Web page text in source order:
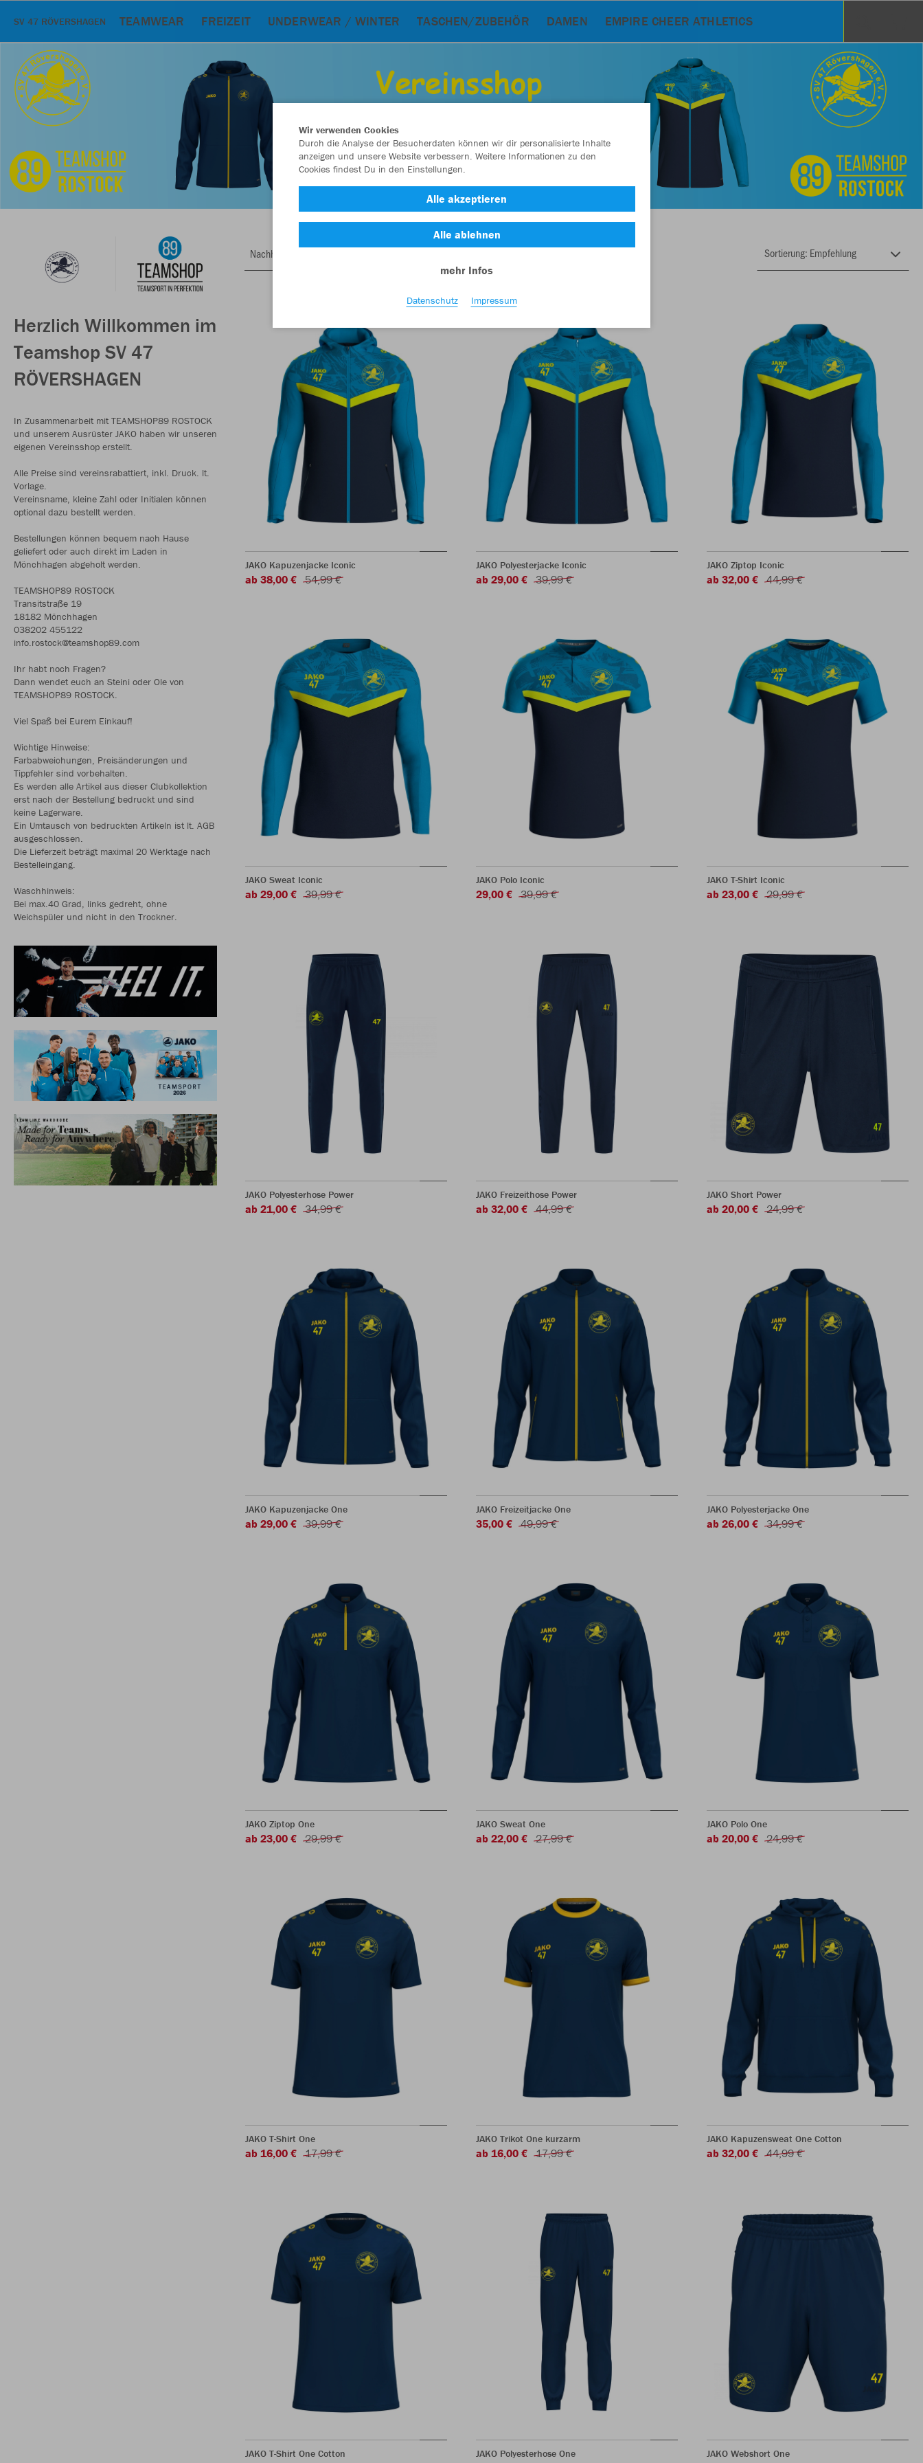
SV 47 RÖVERSHAGEN TEAMWEAR FREIZEIT UNDERWEAR / WINTER TASCHEN/ZUBEHÖR DAMEN EMPIRE CHEER ATHLETICS
Herzlich Willkommen im
Teamshop SV 47
RÖVERSHAGEN
In Zusammenarbeit mit TEAMSHOP89 ROSTOCK
und unserem Ausrüster JAKO haben wir unseren
eigenen Vereinsshop erstellt.
Alle Preise sind vereinsrabattiert, inkl. Druck. lt.
Vorlage.
Vereinsname, kleine Zahl oder Initialen können
optional dazu bestellt werden.
Bestellungen können bequem nach Hause
geliefert oder auch direkt im Laden in
Mönchhagen abgeholt werden.
TEAMSHOP89 ROSTOCK
Transitstraße 19
18182 Mönchhagen
038202 455122
info.rostock@teamshop89.com
Ihr habt noch Fragen?
Dann wendet euch an Steini oder Ole von
TEAMSHOP89 ROSTOCK.
Viel Spaß bei Eurem Einkauf!
Wichtige Hinweise:
Farbabweichungen, Preisänderungen und
Tippfehler sind vorbehalten.
Es werden alle Artikel aus dieser Clubkollektion
erst nach der Bestellung bedruckt und sind
keine Lagerware.
Ein Umtausch von bedruckten Artikeln ist lt. AGB
ausgeschlossen.
Die Lieferzeit beträgt maximal 20 Werktage nach
Bestelleingang.
Waschhinweis:
Bei max.40 Grad, links gedreht, ohne
Weichspüler und nicht in den Trockner.
Nachhaltig
JAKO Kapuzenjacke Iconic
ab 38,00 € 54,99 €
JAKO Polyesterjacke Iconic
ab 29,00 € 39,99 €
JAKO Ziptop Iconic
ab 32,00 € 44,99 €
JAKO Sweat Iconic
ab 29,00 € 39,99 €
JAKO Polo Iconic
29,00 € 39,99 €
JAKO T-Shirt Iconic
ab 23,00 € 29,99 €
JAKO Polyesterhose Power
ab 21,00 € 34,99 €
JAKO Freizeithose Power
ab 32,00 € 44,99 €
JAKO Short Power
ab 20,00 € 24,99 €
JAKO Kapuzenjacke One
ab 29,00 € 39,99 €
JAKO Freizeitjacke One
35,00 € 49,99 €
JAKO Polyesterjacke One
ab 26,00 € 34,99 €
JAKO Ziptop One
ab 23,00 € 29,99 €
JAKO Sweat One
ab 22,00 € 27,99 €
JAKO Polo One
ab 20,00 € 24,99 €
JAKO T-Shirt One
ab 16,00 € 17,99 €
JAKO Trikot One kurzarm
ab 16,00 € 17,99 €
JAKO Kapuzensweat One Cotton
ab 32,00 € 44,99 €
JAKO T-Shirt One Cotton JAKO Polyesterhose One JAKO Webshort One
Wir verwenden Cookies
Durch die Analyse der Besucherdaten können wir dir personalisierte Inhalte
anzeigen und unsere Website verbessern. Weitere Informationen zu den
Cookies findest Du in den Einstellungen.
Alle akzeptieren
Alle ablehnen
mehr Infos
Datenschutz Impressum